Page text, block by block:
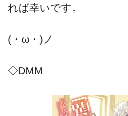
れば幸いです。
(・ω・)ノ
◇DMM